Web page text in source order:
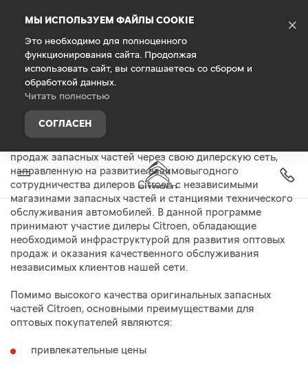
МЫ ИСПОЛЬЗУЕМ ФАЙЛЫ COOKIE
Это необходимо для полноценного
функционирования сайта. Продолжая
использовать сайт, вы соглашаетесь со сбором и
обработкой данных.
Читать полностью
СОГЛАСЕН
×
Главная Запасные части и аксессуары
Оптовые продажи запасных
частей
продаж запасных частей через свою дилерскую сеть,
направленную на развитие взаимовыгодного
сотрудничества дилеров Citroen с независимыми
магазинами запасных частей и станциями технического
обслуживания автомобилей. В данной программе
принимают участие дилеры Citroen, обладающие
необходимой инфраструктурой для развития оптовых
продаж и оказания качественного обслуживания
независимых клиентов нашей сети.
Помимо высокого качества оригинальных запасных
частей Citroen, основными преимуществами для
оптовых покупателей являются:
привлекательные цены